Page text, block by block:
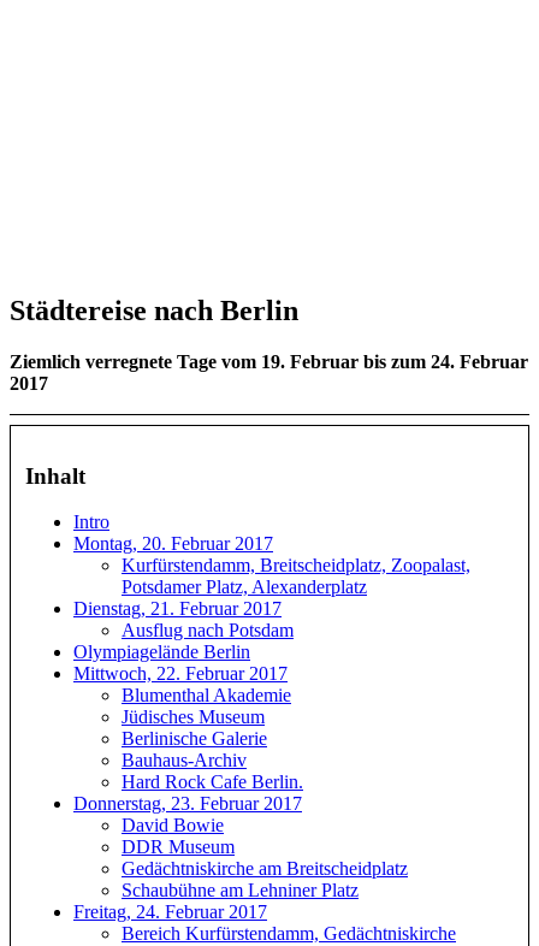
Städtereise nach Berlin
Ziemlich verregnete Tage vom 19. Februar bis zum 24. Februar
2017
Inhalt
Intro
Montag, 20. Februar 2017
Kurfürstendamm, Breitscheidplatz, Zoopalast,
Potsdamer Platz, Alexanderplatz
Dienstag, 21. Februar 2017
Ausflug nach Potsdam
Olympiagelände Berlin
Mittwoch, 22. Februar 2017
Blumenthal Akademie
Jüdisches Museum
Berlinische Galerie
Bauhaus-Archiv
Hard Rock Cafe Berlin.
Donnerstag, 23. Februar 2017
David Bowie
DDR Museum
Gedächtniskirche am Breitscheidplatz
Schaubühne am Lehniner Platz
Freitag, 24. Februar 2017
Bereich Kurfürstendamm, Gedächtniskirche